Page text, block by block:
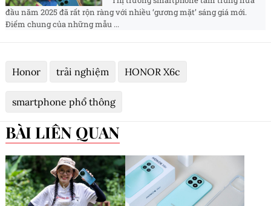
đầu năm 2025 đã rất rộn ràng với nhiều ‘gương mặt’ sáng giá mới.
Điểm chung của những mẫu ...
Honor trải nghiệm HONOR X6c
smartphone phổ thông
BÀI LIÊN QUAN